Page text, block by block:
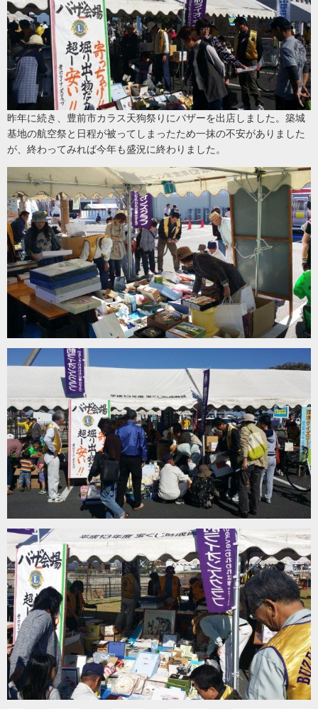
昨年に続き、豊前市カラス天狗祭りにバザーを出店しました。築城
基地の航空祭と日程が被ってしまったため一抹の不安がありました
が、終わってみれば今年も盛況に終わりました。